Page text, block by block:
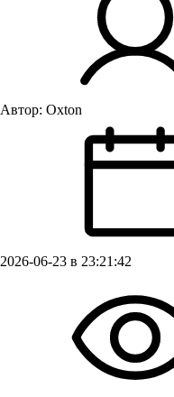
Автор: Oxton
2026-06-23 в 23:21:42